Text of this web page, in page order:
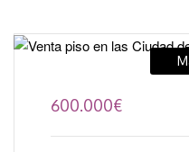
600.000€